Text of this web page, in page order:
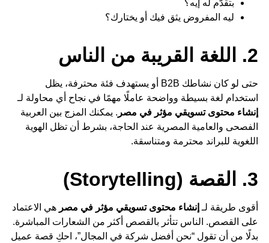
بتقدّم له إيه؟
ليه المفروض يثق فيك أو يختارك؟
2. اللغة القريبة من الناس
حتى لو كان نشاطك B2B أو يستهدف فئة محترفة، يظل
استخدام لغة بسيطة وواضحة عاملًا مهمًا في نجاح أي محاولة لـ
إنشاء محتوى تسويقي مؤثر في مصر . يمكنك المزج بين العربية
الفصحى والعامية المصرية عند الحاجة، بشرط أن تظل الهوية
اللغوية للبراند محترمة ومتناسقة.
3. القصة (Storytelling)
أقوى طريقة لـ إنشاء محتوى تسويقي مؤثر في مصر هي الاعتماد
على القصص. الناس تتأثر بالقصص أكثر من الشعارات المباشرة.
بدلًا من أن تقول “نحن أفضل شركة في المجال”، احكِ قصة عميل